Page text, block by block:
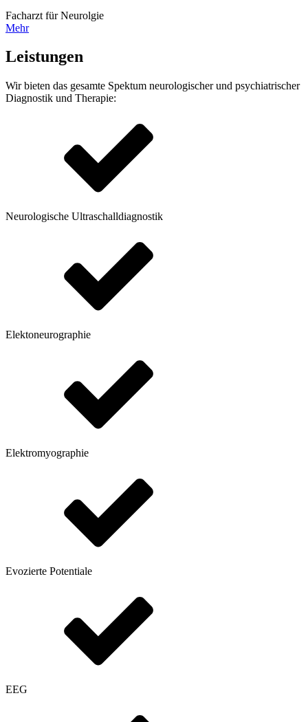
Facharzt für Neurolgie
Mehr
Leistungen
Wir bieten das gesamte Spektum neurologischer und psychiatrischer
Diagnostik und Therapie:
Neurologische Ultraschalldiagnostik
Elektoneurographie
Elektromyographie
Evozierte Potentiale
EEG